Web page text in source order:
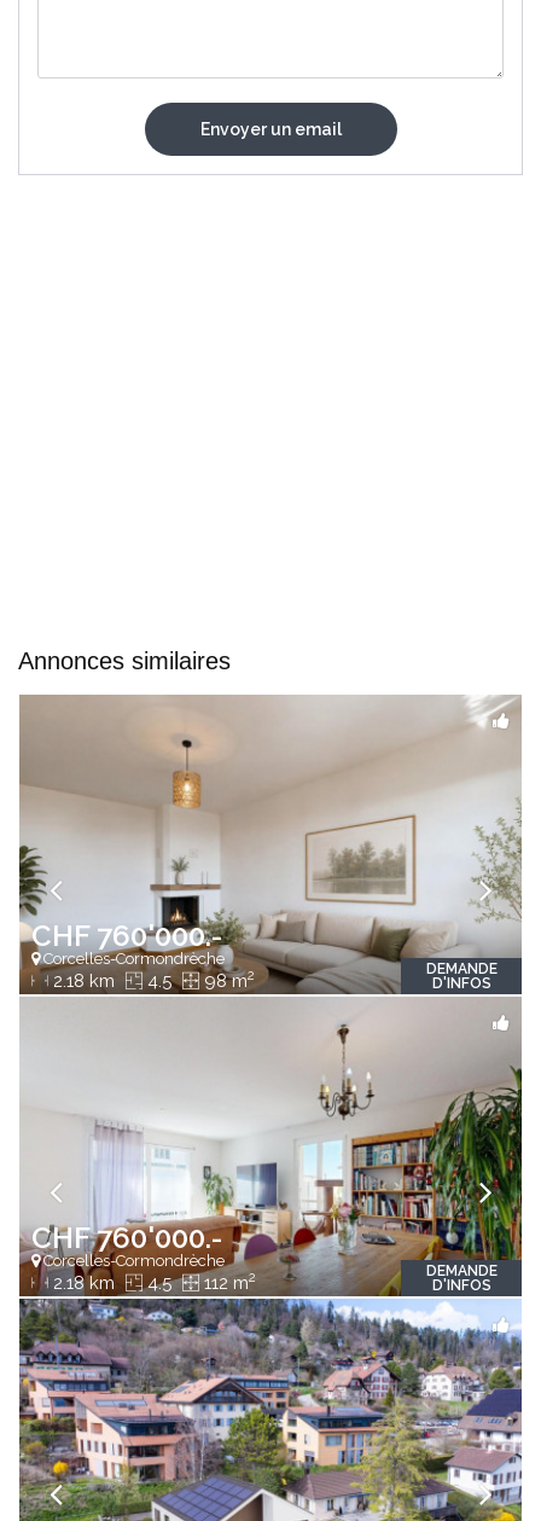
Annonces similaires
CHF 760'000.-
Corcelles-Cormondrèche
2.18 km 4.5 98 m2
DEMANDE
D'INFOS
CHF 760'000.-
Corcelles-Cormondrèche
2.18 km 4.5 112 m2
DEMANDE
D'INFOS